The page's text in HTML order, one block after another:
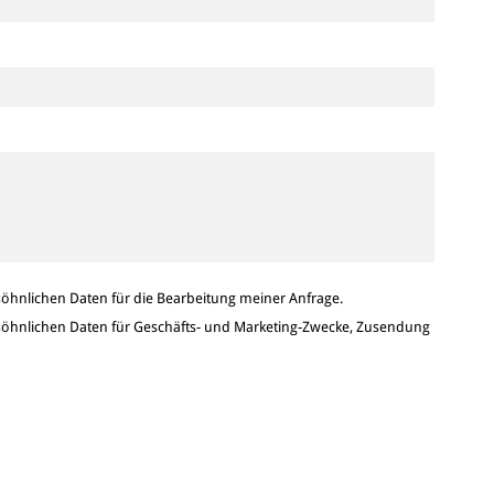
Daten für die Bearbeitung meiner Anfrage.
Daten für Geschäfts- und Marketing-Zwecke, Zusendung